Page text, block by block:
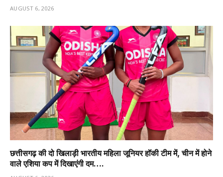
AUGUST 6, 2026
छत्तीसगढ़ की दो खिलाड़ी भारतीय महिला जूनियर हॉकी टीम में, चीन में होने
वाले एशिया कप में दिखाएंगी दम….